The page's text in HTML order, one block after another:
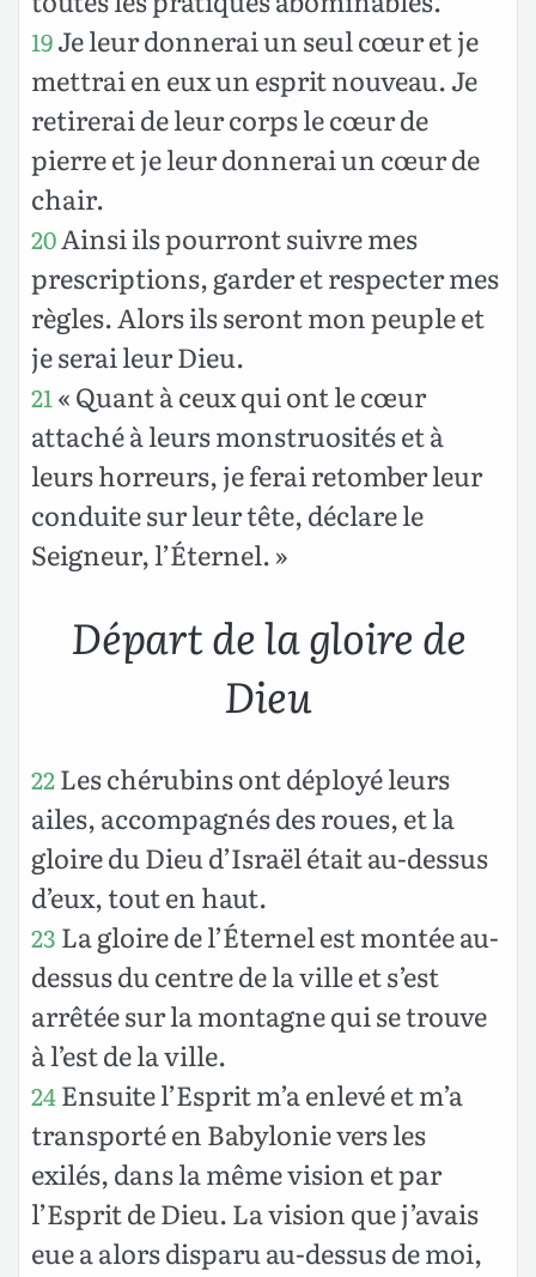
19Je leur donnerai un seul cœur et je
mettrai en eux un esprit nouveau. Je
retirerai de leur corps le cœur de
pierre et je leur donnerai un cœur de
chair.
20Ainsi ils pourront suivre mes
prescriptions, garder et respecter mes
règles. Alors ils seront mon peuple et
je serai leur Dieu.
21 « Quant à ceux qui ont le cœur
attaché à leurs monstruosités et à
leurs horreurs, je ferai retomber leur
conduite sur leur tête, déclare le
Seigneur, l’Éternel. »
Départ de la gloire de
Dieu
22Les chérubins ont déployé leurs
ailes, accompagnés des roues, et la
gloire du Dieu d’Israël était au-dessus
d’eux, tout en haut.
23 La gloire de l’Éternel est montée au-
dessus du centre de la ville et s’est
arrêtée sur la montagne qui se trouve
à l’est de la ville.
24Ensuite l’Esprit m’a enlevé et m’a
transporté en Babylonie vers les
exilés, dans la même vision et par
l’Esprit de Dieu. La vision que j’avais
eue a alors disparu au-dessus de moi,